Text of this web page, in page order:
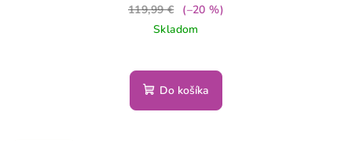
119,99 €
(–20 %)
Skladom
Do košíka